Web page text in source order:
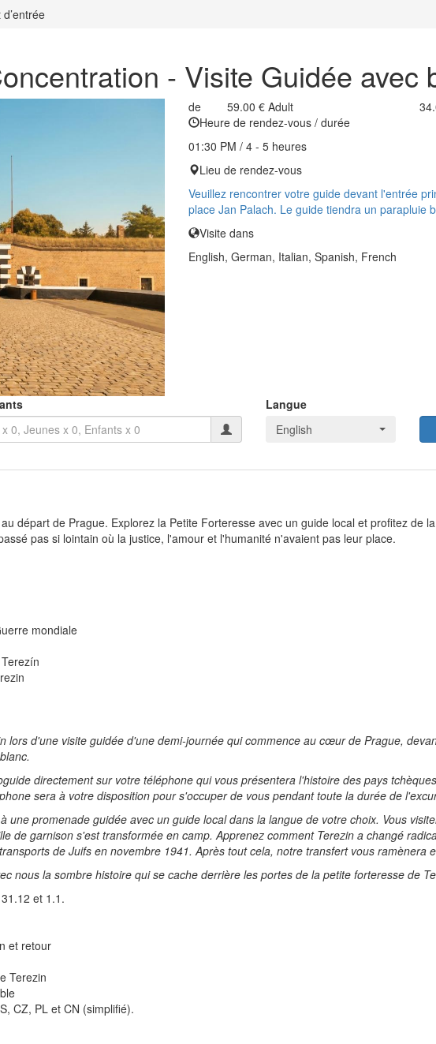
- Visite Guidée avec
de 59.00 € Adult
Heure de rendez-vous / durée
01:30 PM / 4 - 5 heures
Lieu de rendez-vous
Veuillez rencontrer votre guide devant l'entrée
place Jan Palach. Le guide tiendra un parapluie
Visite dans
English, German, Italian, Spanish, French
Langue
English
départ de Prague. Explorez la Petite Forteresse avec un guide local et profitez de
pas si lointain où la justice, l'amour et l'humanité n'avaient pas leur place.
mondiale
lors d'une visite guidée d'une demi-journée qui commence au cœur de Prague,
directement sur votre téléphone qui vous présentera l'histoire des pays
sera à votre disposition pour s'occuper de vous pendant toute la durée de
promenade guidée avec un guide local dans la langue de votre choix. Vous
de garnison s'est transformée en camp. Apprenez comment Terezin a changé
de Juifs en novembre 1941. Après tout cela, notre transfert vous ramènera
nous la sombre histoire qui se cache derrière les portes de la petite forteresse de
et 1.1.
et retour
Terezin
CZ, PL et CN (simplifié).